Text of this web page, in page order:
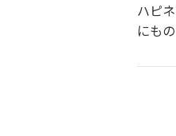
ハピ
にも